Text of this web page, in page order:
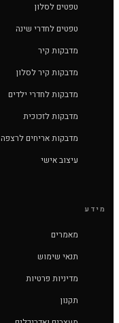
טפטים לסלון
טפטים לחדרי שינה
מדבקות קיר
מדבקות קיר לסלון
מדבקות לחדרי ילדים
מדבקות לזכוכית
מדבקות אריחים לרצפה
עיצוב אישי
מידע
מאמרים
תנאי שימוש
מדיניות פרטיות
תקנון